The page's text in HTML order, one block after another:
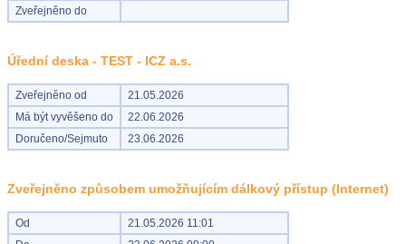
Zveřejněno do
Úřední deska - TEST - ICZ a.s.
Zveřejněno od
21.05.2026
Má být vyvěšeno do
22.06.2026
Doručeno/Sejmuto
23.06.2026
Zveřejněno způsobem umožňujícím dálkový přístup (Internet)
Od
21.05.2026 11:01